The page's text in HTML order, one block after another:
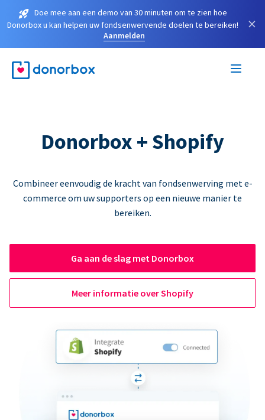
Doe mee aan een demo van 30 minuten om te zien hoe
Donorbox u kan helpen uw fondsenwervende doelen te bereiken!
Aanmelden
×
Donorbox + Shopify
Combineer eenvoudig de kracht van fondsenwerving met e-
commerce om uw supporters op een nieuwe manier te
bereiken.
Ga aan de slag met Donorbox
Meer informatie over Shopify